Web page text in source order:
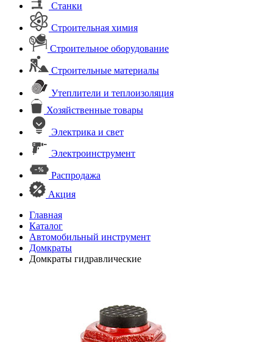
Станки
Строительная химия
Строительное оборудование
Строительные материалы
Утеплители и теплоизоляция
Хозяйственные товары
Электрика и свет
Электроинструмент
Распродажа
Акция
Главная
Каталог
Автомобильный инструмент
Домкраты
Домкраты гидравлические